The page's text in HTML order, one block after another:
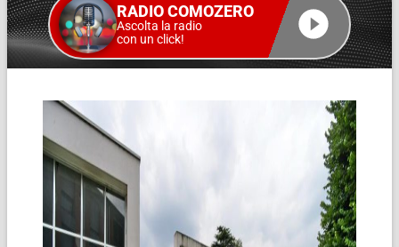
RADIO COMOZERO
Ascolta la radio
con un click!